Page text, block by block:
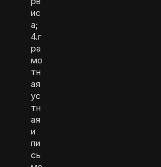
ис
а;
4.г
ра
мо
тн
ая
ус
тн
ая
и
пи
сь